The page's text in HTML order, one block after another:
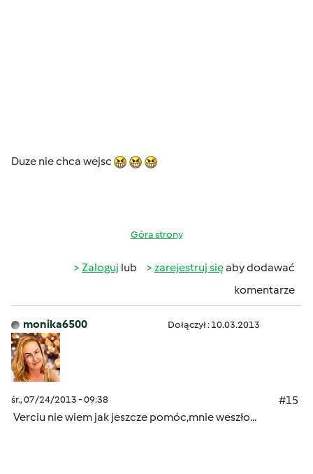
Duze nie chca wejsc
Góra strony
Zaloguj lub zarejestruj sięaby dodawać
komentarze
monika6500 Dołączył : 10.03.2013
śr., 07/24/2013 - 09:38
#15
Verciu nie wiem jak jeszcze pomóc,mnie weszło...